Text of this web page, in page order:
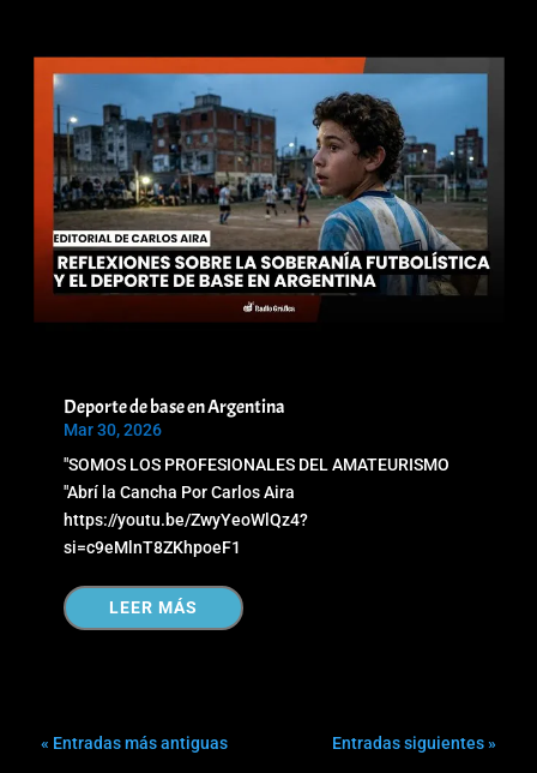
Deporte de base en Argentina
Mar 30, 2026
"SOMOS LOS PROFESIONALES DEL AMATEURISMO
"Abrí la Cancha Por Carlos Aira
https://youtu.be/ZwyYeoWlQz4?
si=c9eMlnT8ZKhpoeF1
LEER MÁS
« Entradas más antiguas Entradas siguientes »